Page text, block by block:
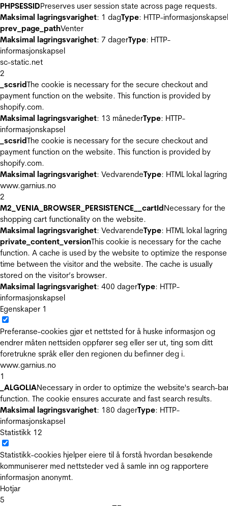
PHPSESSIDPreserves user session state across page requests.
Maksimal lagringsvarighet: 1 dagType: HTTP-informasjonskapsel
prev_page_pathVenter
Maksimal lagringsvarighet: 7 dagerType: HTTP-
informasjonskapsel
sc-static.net
2
_scsridThe cookie is necessary for the secure checkout and
payment function on the website. This function is provided by
shopify.com.
Maksimal lagringsvarighet: 13 månederType: HTTP-
informasjonskapsel
_scsridThe cookie is necessary for the secure checkout and
payment function on the website. This function is provided by
shopify.com.
Maksimal lagringsvarighet: VedvarendeType: HTML lokal lagring
www.garnius.no
2
M2_VENIA_BROWSER_PERSISTENCE__cartIdNecessary for the
shopping cart functionality on the website.
Maksimal lagringsvarighet: VedvarendeType: HTML lokal lagring
private_content_versionThis cookie is necessary for the cache
function. A cache is used by the website to optimize the response
time between the visitor and the website. The cache is usually
stored on the visitor’s browser.
Maksimal lagringsvarighet: 400 dagerType: HTTP-
informasjonskapsel
Egenskaper 1
Preferanse-cookies gjør et nettsted for å huske informasjon og
endrer måten nettsiden oppfører seg eller ser ut, ting som ditt
foretrukne språk eller den regionen du befinner deg i.
www.garnius.no
1
_ALGOLIANecessary in order to optimize the website's search-
function. The cookie ensures accurate and fast search results.
Maksimal lagringsvarighet: 180 dagerType: HTTP-
informasjonskapsel
Statistikk 12
Statistikk-cookies hjelper eiere til å forstå hvordan besøkende
kommuniserer med nettsteder ved å samle inn og rapportere
informasjon anonymt.
Hotjar
5